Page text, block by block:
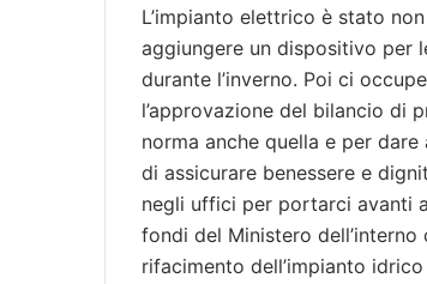
L’impianto elettrico è stato
aggiungere un dispositivo per
durante l’inverno. Poi ci
l’approvazione del bilancio di
norma anche quella e per
di assicurare benessere e
negli uffici per portarci avanti
fondi del Ministero
rifacimento dell’impianto